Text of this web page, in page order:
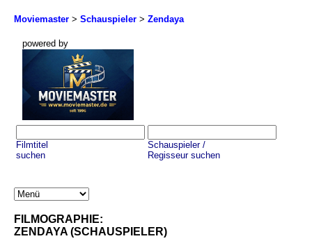
Moviemaster > Schauspieler > Zendaya
powered by
Filmtitel
suchen
Schauspieler /
Regisseur suchen
FILMOGRAPHIE:
ZENDAYA (SCHAUSPIELER)